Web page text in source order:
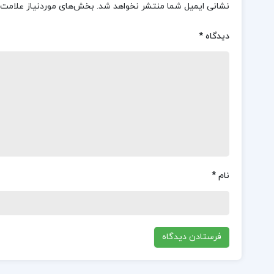
نشانی ایمیل شما منتشر نخواهد شد. بخش‌های موردنیاز
دیدگاه*
نام*